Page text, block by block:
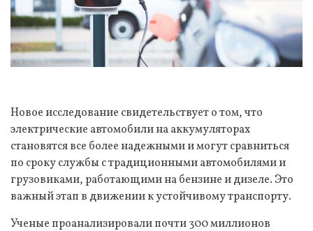
Новое исследование свидетельствует о том, что
электрические автомобили на аккумуляторах
становятся все более надежными и могут сравниться
по сроку службы с традиционными автомобилями и
грузовиками, работающими на бензине и дизеле. Это
важный этап в движении к устойчивому транспорту.
Ученые проанализировали почти 300 миллионов